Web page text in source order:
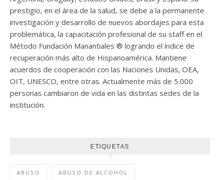
prestigio, en el área de la salud, se debe a la permanente
investigación y desarrollo de nuevos abordajes para esta
problemática, la capacitación profesional de su staff en el
Método Fundación Manantiales ® logrando el índice de
recuperación más alto de Hispanoamérica. Mantiene
acuerdos de cooperación con las Naciones Unidas, OEA,
OIT, UNESCO, entre otras. Actualmente más de 5.000
personas cambiaron de vida en las distintas sedes de la
institución.
ETIQUETAS
ABUSO ABUSO DE ALCOHOL